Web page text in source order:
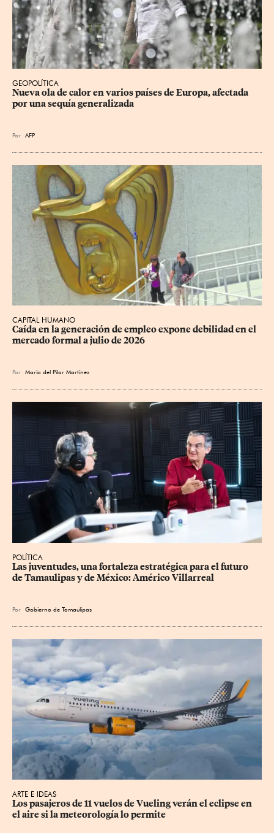
GEOPOLÍTICA
Nueva ola de calor en varios países de Europa, afectada
por una sequía generalizada
Por AFP
CAPITAL HUMANO
Caída en la generación de empleo expone debilidad en el
mercado formal a julio de 2026
Por María del Pilar Martínez
POLÍTICA
Las juventudes, una fortaleza estratégica para el futuro
de Tamaulipas y de México: Américo Villarreal
Por Gobierno de Tamaulipas
ARTE E IDEAS
Los pasajeros de 11 vuelos de Vueling verán el eclipse en
el aire si la meteorología lo permite